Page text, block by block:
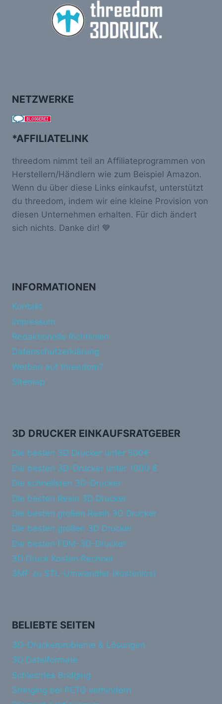
NETZWERKE
*AFFILIATELINK
threedom nimmt teil an Affiliateprogrammen von
Herstellern/Händlern wie zum Beispiel Amazon.
Wenn du über diese Links einkaufst, unterstützt
du threedom, indem wir eine kleine Provision von
diesen Unternehmen erhalten. Für dich ändert
sich nichts. Danke dir! 💙
INFORMATIONEN
Kontakt
Impressum
Redaktionelle Richtlinien
Datenschutzerklärung
Werben auf threedom?
Sitemap
3D DRUCKER EINKAUFSRATGEBER
Die besten 3D Drucker unter 500€
Die besten 3D-Drucker unter 1000 €
Die schnellsten 3D-Drucker
Die besten Resin 3D Drucker
Die besten großen Resin 3D Drucker
Die besten großen 3D Drucker
Die besten FDM-3D-Drucker
3D Druck Kosten Rechner
3MF zu STL-Umwandler (kostenlos)
BELIEBTE SEITEN
3D-Druckerprobleme & Lösungen
3D Dateiformate
Schlechtes Bridging
Stringing bei PETG verhindern